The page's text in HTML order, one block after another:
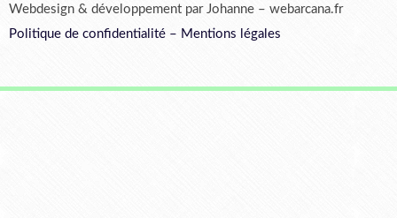
Webdesign & développement par Johanne – webarcana.fr
Politique de confidentialité – Mentions légales